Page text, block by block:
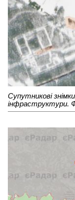
Супутникові
інфраструктури.